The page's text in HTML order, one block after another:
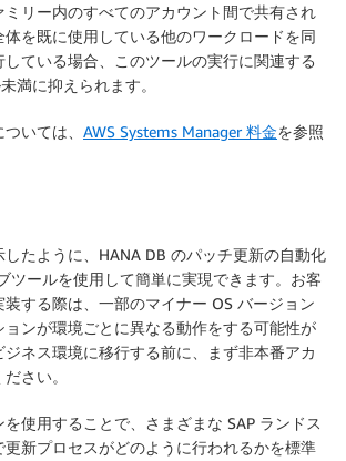
リー内のすべてのアカウント間で共有され
体を既に使用している他のワークロードを同
している場合、このツールの実行に関連する
満に抑えられます。
いては、 AWS Systems Manager 料金を参照
たように、HANA DB のパッチ更新の自動化
ツールを使用して簡単に実現できます。お客
する際は、一部のマイナー OS バージョン
ョンが環境ごとに異なる動作をする可能性が
ネス環境に移行する前に、まず非本番アカ
さい。
使用することで、さまざまな SAP ランドス
新プロセスがどのように行われるかを標準